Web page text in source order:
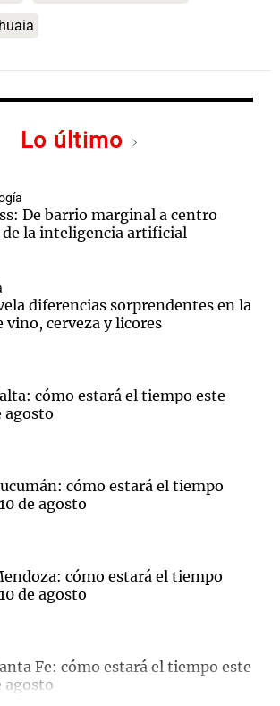
Lo último
De barrio marginal a centro
la inteligencia artificial
diferencias sorprendentes en la
vino, cerveza y licores
cómo estará el tiempo este
agosto
cómo estará el tiempo
de agosto
cómo estará el tiempo
de agosto
Fe: cómo estará el tiempo este
agosto